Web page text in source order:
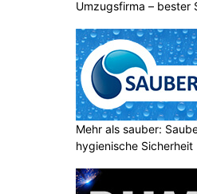
Umzugsfirma – bester
Mehr als sauber:
hygienische Sicherheit